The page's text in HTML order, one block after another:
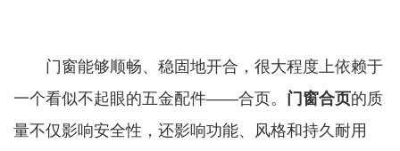
门窗能够顺畅、稳固地开合，很大程度上依赖于
一个看似不起眼的五金配件——合页。 门窗合页的质
量不仅影响安全性，还影响功能、风格和持久耐用